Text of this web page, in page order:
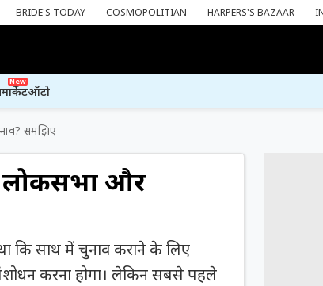
BRIDE'S TODAY COSMOPOLITIAN HARPERS'S BAZAAR
New
मार्केटऑटो
समझिए
और
कि साथ में चुनाव कराने के लिए
करना होगा। लेकिन सबसे पहले